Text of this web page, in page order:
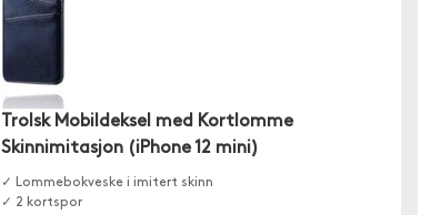
Trolsk Mobildeksel med Kortlomme
Skinnimitasjon (iPhone 12 mini)
✓ Lommebokveske i imitert skinn
✓ 2 kortspor